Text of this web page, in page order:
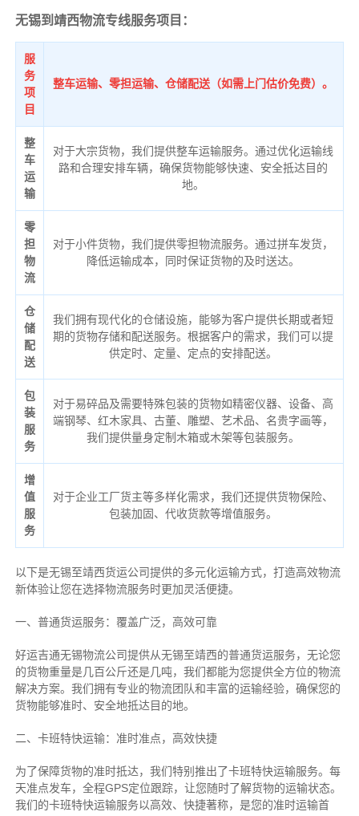
无锡到靖西物流专线服务项目：
服
务
项
目
整车运输、零担运输、仓储配送（如需上门估价免费）。
整
车
运
输
对于大宗货物，我们提供整车运输服务。通过优化运输线
路和合理安排车辆，确保货物能够快速、安全抵达目的
地。
零
担
物
流
对于小件货物，我们提供零担物流服务。通过拼车发货，
降低运输成本，同时保证货物的及时送达。
仓
储
配
送
我们拥有现代化的仓储设施，能够为客户提供长期或者短
期的货物存储和配送服务。根据客户的需求，我们可以提
供定时、定量、定点的安排配送。
包
装
服
务
对于易碎品及需要特殊包装的货物如精密仪器、设备、高
端钢琴、红木家具、古董、雕塑、艺术品、名贵字画等，
我们提供量身定制木箱或木架等包装服务。
增
值
服
务
对于企业工厂货主等多样化需求，我们还提供货物保险、
包装加固、代收货款等增值服务。
以下是无锡至靖西货运公司提供的多元化运输方式，打造高效物流
新体验让您在选择物流服务时更加灵活便捷。
一、普通货运服务：覆盖广泛，高效可靠
好运吉通无锡物流公司提供从无锡至靖西的普通货运服务，无论您
的货物重量是几百公斤还是几吨，我们都能为您提供全方位的物流
解决方案。我们拥有专业的物流团队和丰富的运输经验，确保您的
货物能够准时、安全地抵达目的地。
二、卡班特快运输：准时准点，高效快捷
为了保障货物的准时抵达，我们特别推出了卡班特快运输服务。每
天准点发车，全程GPS定位跟踪，让您随时了解货物的运输状态。
我们的卡班特快运输服务以高效、快捷著称，是您的准时运输首